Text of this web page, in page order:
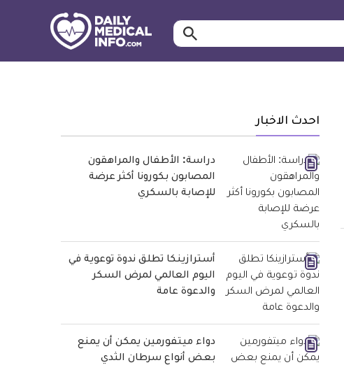
ابحث…
احدث الاخبار
دراسة: الأطفال والمراهقون
المصابون بكورونا أكثر عرضة
للإصابة بالسكري
أسترازينكا تطلق ندوة توعوية في
اليوم العالمي لمرض السكر
والدعوة عامة
دواء ميتفورمين يمكن أن يمنع
بعض أنواع سرطان الثدي